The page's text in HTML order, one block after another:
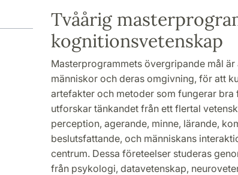
Tvåårig
kognitionsvetenskap
Masterprogrammets övergripande mål
människor och deras omgivning, för att
artefakter och metoder som fungerar
utforskar tänkandet från ett flertal
perception, agerande, minne, lärande,
beslutsfattande, och människans
centrum. Dessa företeelser studeras
från psykologi, datavetenskap,